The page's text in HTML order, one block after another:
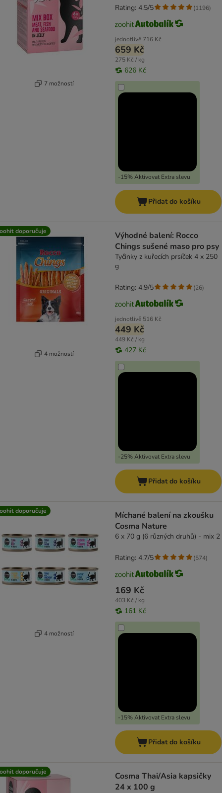
7 možností
jednotlivě 716 Kč
659 Kč
275 Kč / kg
626 Kč
-15% Aktivovat Extra slevu
Rating: 4.5/5 (1196)
Přidat do košíku
doporučuje
4 možností
Výhodné balení: Rocco
Chings sušené maso pro psy
Tyčinky z kuřecích prsíček 4 x 250
g
jednotlivě 516 Kč
449 Kč
449 Kč / kg
427 Kč
-25% Aktivovat Extra slevu
Rating: 4.9/5 (26)
Přidat do košíku
doporučuje
4 možností
Míchané balení na zkoušku
Cosma Nature
6 x 70 g (6 různých druhů) - mix 2
169 Kč
403 Kč / kg
161 Kč
-15% Aktivovat Extra slevu
Rating: 4.7/5 (574)
Přidat do košíku
doporučuje
Cosma Thai/Asia kapsičky
24 x 100 g